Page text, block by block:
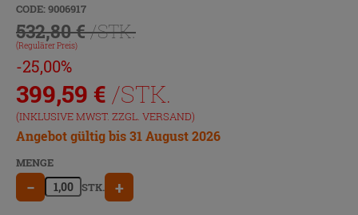
CODE: 9006917
532,80 €/STK.
(Regulärer Preis)
-25,00%
399,59 € /STK.
(INKLUSIVE MWST. ZZGL. VERSAND)
Angebot gültig bis 31 August 2026
MENGE
− STK. +